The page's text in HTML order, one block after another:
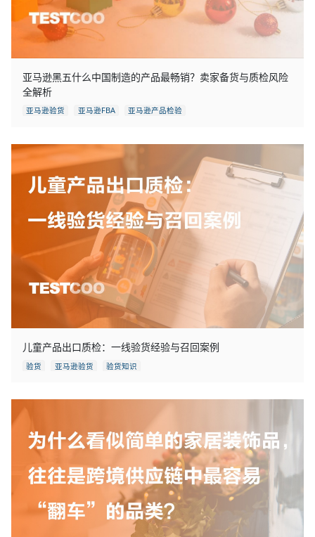
亚马逊黑五什么中国制造的产品最畅销？卖家备货与质检风险
全解析
亚马逊验货 亚马逊FBA 亚马逊产品检验
儿童产品出口质检：一线验货经验与召回案例
验货 亚马逊验货 验货知识